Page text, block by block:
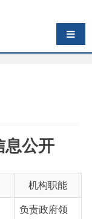
导航切换
开
责政府领
同志讲
话、政府工